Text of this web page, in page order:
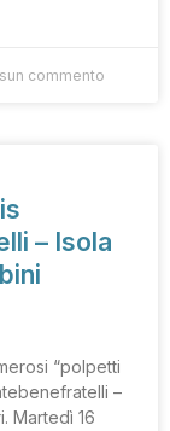
commento
– Isola
“polpetti
–
Martedì 16